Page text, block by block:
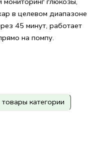
в целевом диапазоне
45 минут, работает
на помпу.
категории